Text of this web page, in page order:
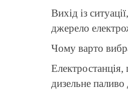
Вихід із
джерело
Чому варто
дизельне